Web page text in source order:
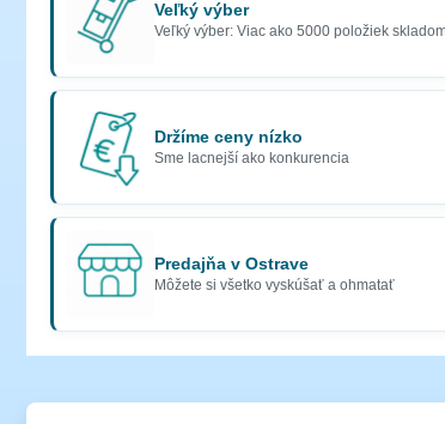
Veľký výber
Veľký výber: Viac ako 5000 položiek
Držíme ceny nízko
Sme lacnejší ako konkurencia
Predajňa v Ostrave
Môžete si všetko vyskúšať a ohmatať